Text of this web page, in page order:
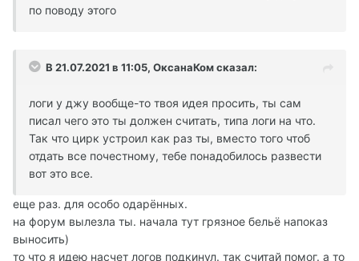
по поводу этого
В 21.07.2021 в 11:05, ОксанаКом сказал:
логи у джу вообще-то твоя идея просить, ты сам
писал чего это ты должен считать, типа логи на что.
Так что цирк устроил как раз ты, вместо того чтоб
отдать все почестному, тебе понадобилось развести
вот это все.
еще раз. для особо одарённых.
на форум вылезла ты. начала тут грязное бельё напоказ
выносить)
то что я идею насчет логов подкинул. так считай помог. а то